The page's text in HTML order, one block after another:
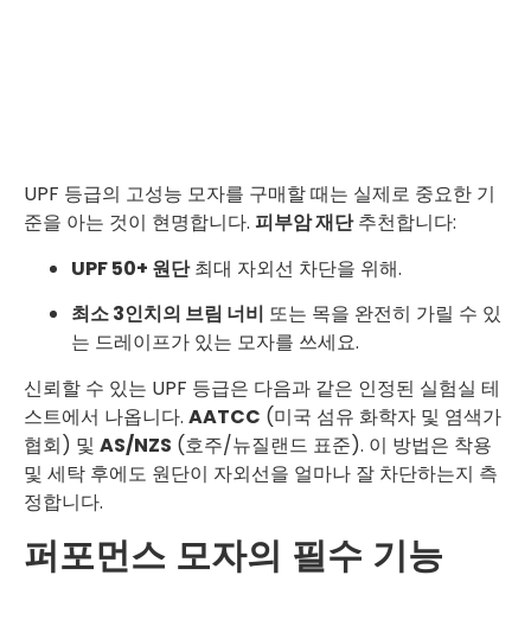
UPF 등급의 고성능 모자를 구매할 때는 실제로 중요한 기
준을 아는 것이 현명합니다. 피부암 재단추천합니다:
UPF 50+ 원단최대 자외선 차단을 위해.
최소 3인치의 브림 너비 또는 목을 완전히 가릴 수 있
는 드레이프가 있는 모자를 쓰세요.
신뢰할 수 있는 UPF 등급은 다음과 같은 인정된 실험실 테
스트에서 나옵니다. AATCC (미국 섬유 화학자 및 염색가
협회) 및 AS/NZS (호주/뉴질랜드 표준). 이 방법은 착용
및 세탁 후에도 원단이 자외선을 얼마나 잘 차단하는지 측
정합니다.
퍼포먼스 모자의 필수 기능